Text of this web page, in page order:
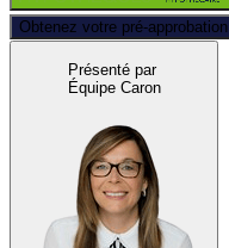
Obtenez votre pré-approbation
Présenté par
Équipe Caron